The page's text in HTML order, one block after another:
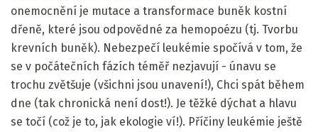
onemocnění je mutace a transformace buněk kostní
dřeně, které jsou odpovědné za hemopoézu (tj. Tvorbu
krevních buněk). Nebezpečí leukémie spočívá v tom, že
se v počátečních fázích téměř nezjavují - únavu se
trochu zvětšuje (všichni jsou unavení!), Chci spát během
dne (tak chronická není dost!). Je těžké dýchat a hlavu
se točí (což je to, jak ekologie ví!). Příčiny leukémie ještě